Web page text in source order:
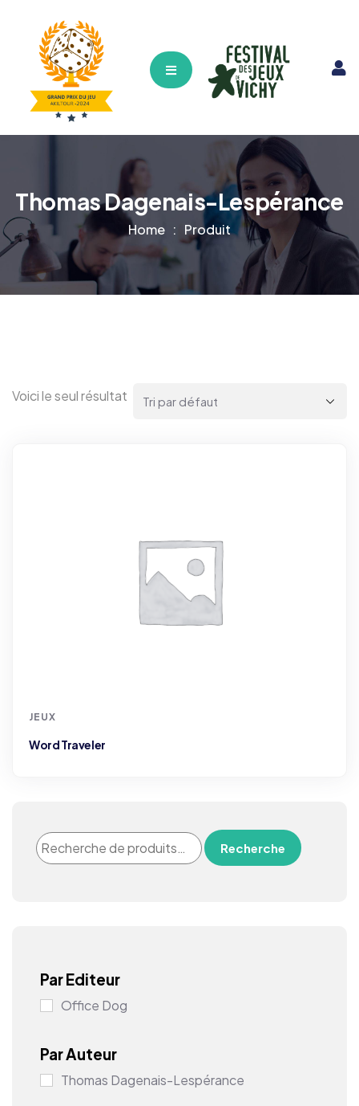
Hamburger Toggle Menu
Thomas Dagenais-Lespérance
Home Produit
Voici le seul résultat
JEUX
Word Traveler
Recherche
Par Editeur
Office Dog
Par Auteur
Thomas Dagenais-Lespérance